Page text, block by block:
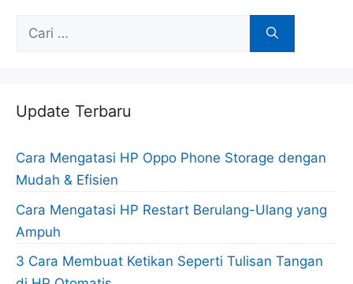
Cari
Update Terbaru
Cara Mengatasi HP Oppo Phone Storage dengan
Mudah & Efisien
Cara Mengatasi HP Restart Berulang-Ulang yang
Ampuh
3 Cara Membuat Ketikan Seperti Tulisan Tangan